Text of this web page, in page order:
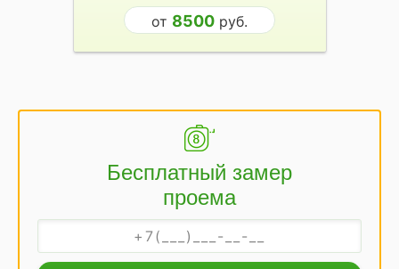
от 8500 руб.
Бесплатный замер
проема